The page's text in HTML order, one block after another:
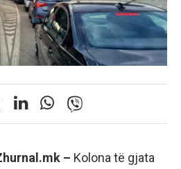
– Kolona të gjata